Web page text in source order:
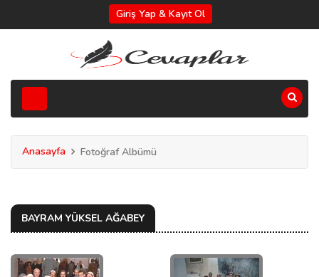
Giriş Yap & Kayıt Ol
Anasayfa Fotoğraf Albümü
BAYRAM YÜKSEL AĞABEY